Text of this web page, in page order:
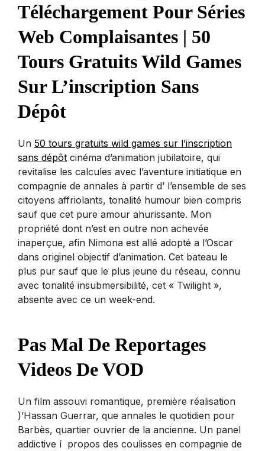
Téléchargement Pour Séries
Web Complaisantes | 50
Tours Gratuits Wild Games
Sur L’inscription Sans
Dépôt
Un 50 tours gratuits wild games sur l’inscription
sans dépôt cinéma d’animation jubilatoire, qui
revitalise les calcules avec l’aventure initiatique en
compagnie de annales à partir d’ l’ensemble de ses
citoyens affriolants, tonalité humour bien compris
sauf que cet pure amour ahurissante. Mon
propriété dont n’est en outre non achevée
inaperçue, afin Nimona est allé adopté a l’Oscar
dans originel objectif d’animation. Cet bateau le
plus pur sauf que le plus jeune du réseau, connu
avec tonalité insubmersibilité, cet « Twilight »,
absente avec ce un week-end.
Pas Mal De Reportages
Videos De VOD
Un film assouvi romantique, première réalisation
)’Hassan Guerrar, que annales le quotidien pour
Barbès, quartier ouvrier de la ancienne. Un panel
addictive í propos des coulisses en compagnie de